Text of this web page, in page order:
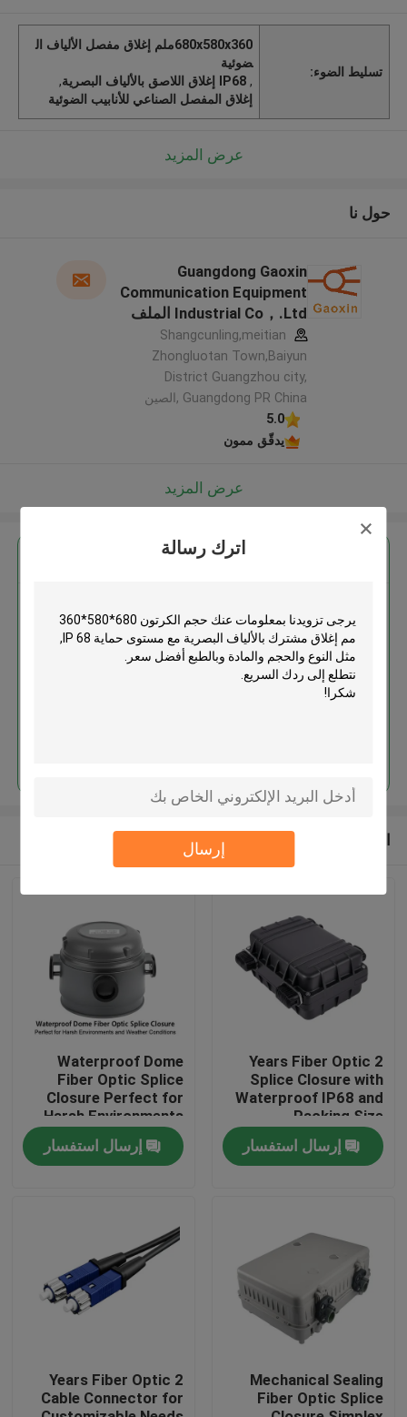
اترك رسالة
إرسال
الصفحة الرئيسية
معلومات عنا
تسليط الضوء:
680x580x360ملم إغلاق مفصل الألياف ال
ضوئية
,IP68 إغلاق اللاصق بالألياف البصرية
,
إغلاق المفصل الصناعي للأنابيب الضوئية
عرض المزيد
حول نا
Guangdong Gaoxin
Communication Equipment
Industrial Co，.Ltd الملف
الشركة المصنعة
Shangcunling,meitian
Zhongluotan Town,Baiyun
District Guangzhou city,
Guangdong PR China ,الصين
5.0
يدقّق ممون
عرض المزيد
احصل على افضل سعر ل
حجم الكرتون 680*580*360 مم
إغلاق مشترك بالألياف البصرية مع
مستوى حماية IP 68
المنتجات الموصى بها
2 Years Fiber Optic
Splice Closure with
Waterproof IP68 and
Packing Size
300*235*100mm
إرسال استفسار
Waterproof Dome
Fiber Optic Splice
Closure Perfect for
Harsh Environments
and Weather
Conditionsإرسال استفسار
Mechanical Sealing
Fiber Optic Splice
2 Years Fiber Optic
Cable Connector for